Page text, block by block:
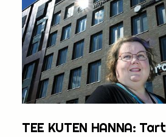
TEE KUTEN HANNA: